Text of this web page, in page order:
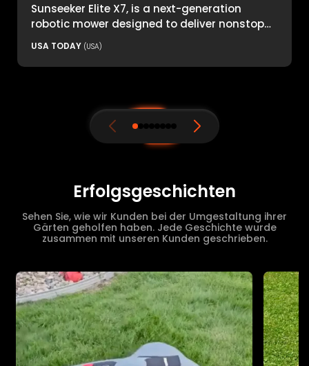
Sunseeker Elite X7, is a next-generation
robotic mower designed to deliver nonstop
productivity with unmatched cutting
USA TODAY (USA)
Erfolgsgeschichten
Sehen Sie, wie wir Kunden bei der Umgestaltung ihrer
Gärten geholfen haben. Jede Geschichte wurde
zusammen mit unseren Kunden geschrieben.